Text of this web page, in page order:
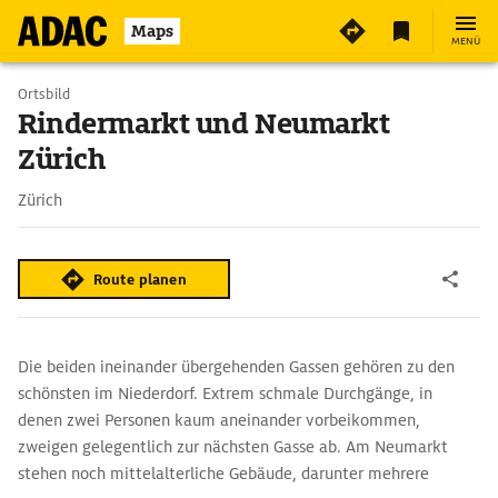
Maps MENÜ
Ortsbild
Rindermarkt und Neumarkt
Zürich
Zürich
Route planen
Die beiden ineinander übergehenden Gassen gehören zu den
schönsten im Niederdorf. Extrem schmale Durchgänge, in
denen zwei Personen kaum aneinander vorbeikommen,
zweigen gelegentlich zur nächsten Gasse ab. Am Neumarkt
stehen noch mittelalterliche Gebäude, darunter mehrere